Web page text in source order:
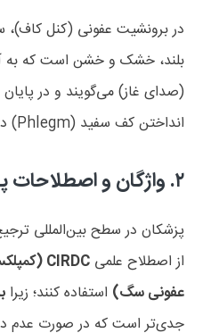
در برونشیت عفونی (کنل کاف)،
بلند، خشک و خشن است که به
(صدای غاز) می‌گویند و در
انداختن کف سفید (Phlegm
)
۲. واژگان و
پزشکان در سطح بین‌المللی
از اصطلاح علمی CIRDC
عفونی سگ) استفاده کنند؛ زیرا
جدی‌تر است که در صورت عدم